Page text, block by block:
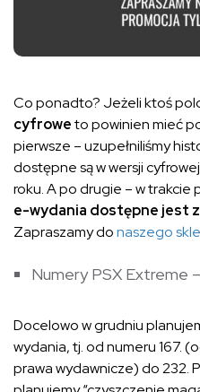
Co ponadto? Jeżeli ktoś
cyfroweto powinien mieć
pierwsze – uzupełniliśmy
dostępne są w wersji
roku. A po drugie – w trakcie
e-wydania dostępne jest
Zapraszamy donaszego
Numery PSX Extreme
Docelowo w grudniu
wydania, tj. od numeru 167.
prawa wydawnicze) do 232.